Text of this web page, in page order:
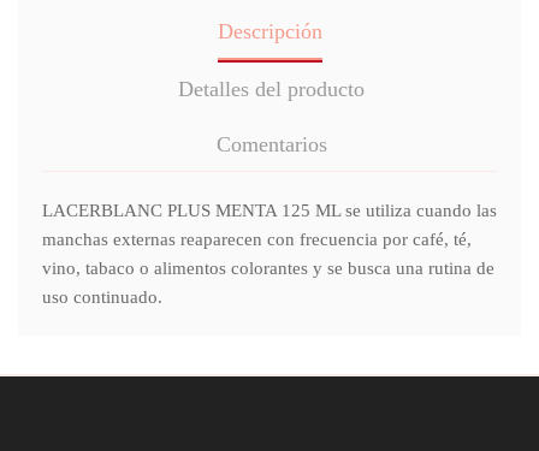
Descripción
Detalles del producto
Comentarios
LACERBLANC PLUS MENTA 125 ML se utiliza cuando las
manchas externas reaparecen con frecuencia por café, té,
vino, tabaco o alimentos colorantes y se busca una rutina de
uso continuado.